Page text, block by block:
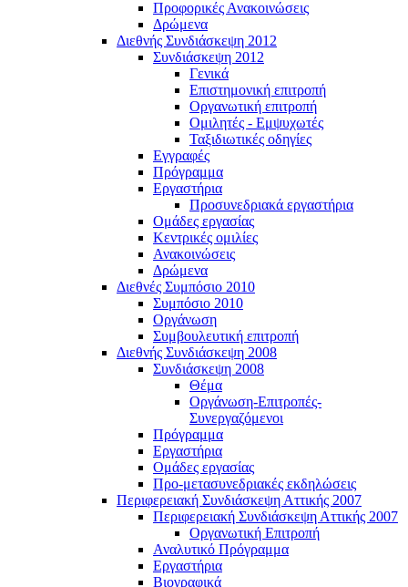
Προφορικές Ανακοινώσεις
Δρώμενα
Διεθνής Συνδιάσκεψη 2012
Συνδιάσκεψη 2012
Γενικά
Επιστημονική επιτροπή
Οργανωτική επιτροπή
Ομιλητές - Εμψυχωτές
Ταξιδιωτικές οδηγίες
Εγγραφές
Πρόγραμμα
Εργαστήρια
Προσυνεδριακά εργαστήρια
Ομάδες εργασίας
Κεντρικές ομιλίες
Ανακοινώσεις
Δρώμενα
Διεθνές Συμπόσιο 2010
Συμπόσιο 2010
Οργάνωση
Συμβουλευτική επιτροπή
Διεθνής Συνδιάσκεψη 2008
Συνδιάσκεψη 2008
Θέμα
Οργάνωση-Επιτροπές-
Συνεργαζόμενοι
Πρόγραμμα
Εργαστήρια
Ομάδες εργασίας
Προ-μετασυνεδριακές εκδηλώσεις
Περιφερειακή Συνδιάσκεψη Αττικής 2007
Περιφερειακή Συνδιάσκεψη Αττικής 2007
Οργανωτική Επιτροπή
Αναλυτικό Πρόγραμμα
Εργαστήρια
Βιογραφικά